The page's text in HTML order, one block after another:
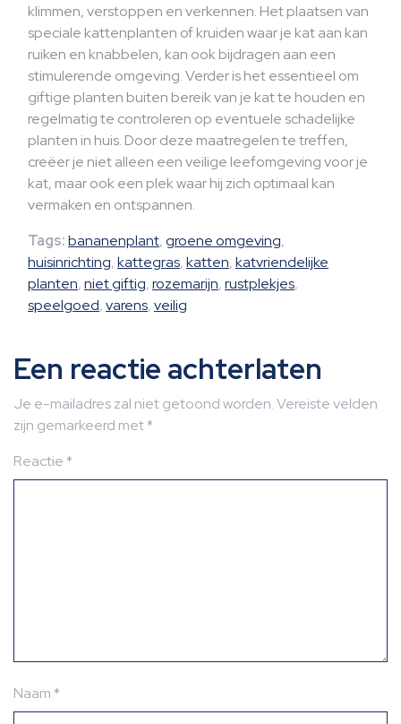
klimmen, verstoppen en verkennen. Het plaatsen van
speciale kattenplanten of kruiden waar je kat aan kan
ruiken en knabbelen, kan ook bijdragen aan een
stimulerende omgeving. Verder is het essentieel om
giftige planten buiten bereik van je kat te houden en
regelmatig te controleren op eventuele schadelijke
planten in huis. Door deze maatregelen te treffen,
creëer je niet alleen een veilige leefomgeving voor je
kat, maar ook een plek waar hij zich optimaal kan
vermaken en ontspannen.
Tags:bananenplant,groene omgeving,
huisinrichting,kattegras,katten,katvriendelijke
planten,niet giftig,rozemarijn,rustplekjes,
speelgoed,varens,veilig
Een reactie achterlaten
Je e-mailadres zal niet getoond worden.Vereiste velden
zijn gemarkeerd met*
Reactie*
Naam*